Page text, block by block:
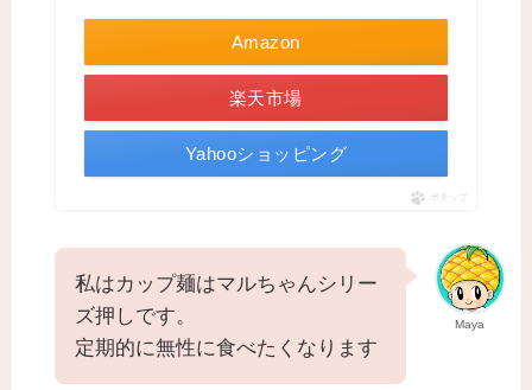
Amazon
楽天市場
Yahooショッピング
ポチップ
Maya
私はカップ麺はマルちゃんシリー
ズ押しです。
定期的に無性に食べたくなります